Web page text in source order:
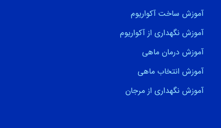
آموزش ساخت آکواریوم
آموزش نگهداری از آکواریوم
آموزش درمان ماهی
آموزش انتخاب ماهی
آموزش نگهداری از مرجان